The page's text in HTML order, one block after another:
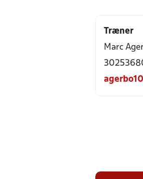
Træner
Marc